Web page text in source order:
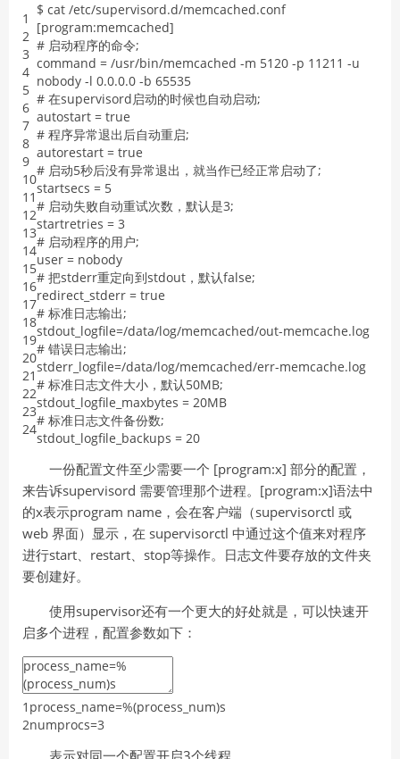
1
2
3
4
5
6
7
8
9
10
11
12
13
14
15
16
17
18
19
20
21
22
23
24
$ cat /etc/supervisord.d/memcached.conf
[program:memcached]
# 启动程序的命令;
command = /usr/bin/memcached -m 5120 -p 11211 -u
nobody -l 0.0.0.0 -b 65535
# 在supervisord启动的时候也自动启动;
autostart = true
# 程序异常退出后自动重启;
autorestart = true
# 启动5秒后没有异常退出，就当作已经正常启动了;
startsecs = 5
# 启动失败自动重试次数，默认是3;
startretries = 3
# 启动程序的用户;
user = nobody
# 把stderr重定向到stdout，默认false;
redirect_stderr = true
# 标准日志输出;
stdout_logfile=/data/log/memcached/out-memcache.log
# 错误日志输出;
stderr_logfile=/data/log/memcached/err-memcache.log
# 标准日志文件大小，默认50MB;
stdout_logfile_maxbytes = 20MB
# 标准日志文件备份数;
stdout_logfile_backups = 20
一份配置文件至少需要一个 [program:x] 部分的配置，
来告诉supervisord 需要管理那个进程。[program:x]语法中
的x表示program name，会在客户端（supervisorctl 或
web 界面）显示，在 supervisorctl 中通过这个值来对程序
进行start、restart、stop等操作。日志文件要存放的文件夹
要创建好。
使用supervisor还有一个更大的好处就是，可以快速开
启多个进程，配置参数如下：
1
2
process_name=%(process_num)s
numprocs=3
表示对同一个配置开启3个线程。